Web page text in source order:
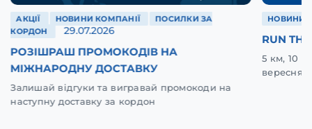
АКЦІЇ НОВИНИ КОМПАНІЇ
ПОСИЛКИ ЗА
КОРДОН
29.07.2026
РОЗІШРАШ ПРОМОКОДІВ НА
МІЖНАРОДНУ ДОСТАВКУ
Залишай відгуки та вигравай промокоди на
наступну доставку за кордон
НОВИНИ
RUN
5 км, 10
вересня